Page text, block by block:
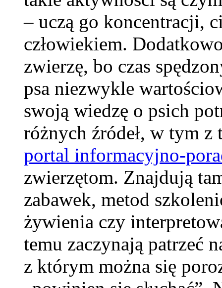
– uczą go koncentracji,
człowiekiem.
zwierzę, bo czas
psa niezwykle
swoją wiedzę o psich
różnych źródeł, w tym
portal informacyjno-
zwierzętom. Znajdują
zabawek, metod
żywienia czy
temu zaczynają patrzeć
z którym można się